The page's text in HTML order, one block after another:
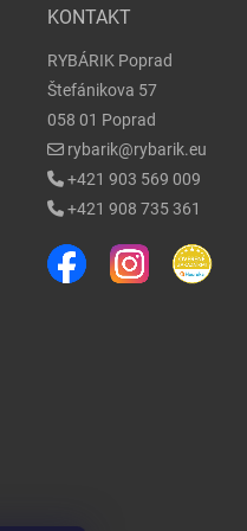
KONTAKT
RYBÁRIK Poprad
Štefánikova 57
058 01 Poprad
rybarik@rybarik.eu
+421 903 569 009
+421 908 735 361